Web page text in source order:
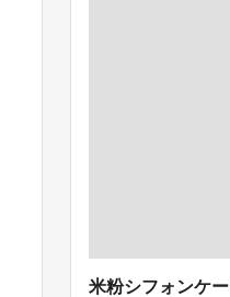
米粉シフォンケ